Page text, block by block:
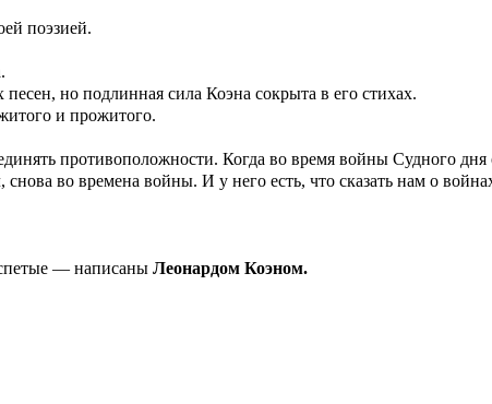
поэзией.
но подлинная сила Коэна сокрыта в его стихах.
и прожитого.
противоположности. Когда во время войны Судного
во времена войны. И у него есть, что сказать нам о
— написаны Леонардом Коэном.